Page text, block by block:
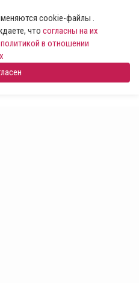
cookie-файлы .
что согласны на их
политикой в отношении